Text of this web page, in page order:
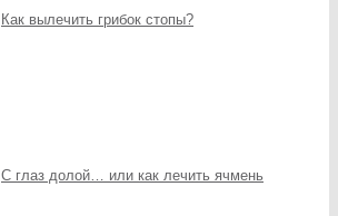
Как вылечить грибок стопы?
С глаз долой… или как лечить ячмень